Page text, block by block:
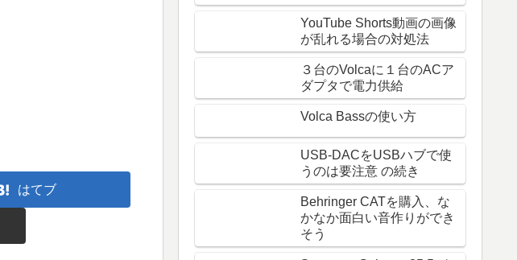
はてブ
YouTube Shorts動画の画像
が乱れる場合の対処法
３台のVolcaに１台のACア
ダプタで電力供給
Volca Bassの使い方
USB-DACをUSBハブで使
うのは要注意 の続き
Behringer CATを購入、な
かなか面白い音作りができ
そう